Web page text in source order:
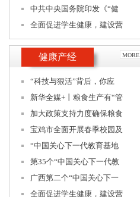
中共中央国务院印发《“健
全面促进学生健康，建设营
健康产经 MORE
“科技与狠活”背后，你应
新华全媒+丨粮食生产有“管
加大政策支持力度确保粮食
宝鸡市全面开展春季校园及
“中国关心下一代教育基地
第35个“中国关心下一代教
广西第二个“中国关心下一
全面促进学生健康，建设营